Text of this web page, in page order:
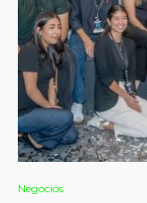
Negocios